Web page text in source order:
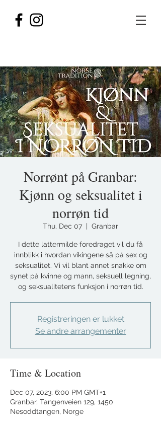
Norrønt på Granbar:
Kjønn og seksualitet i
norrøn tid
Thu, Dec 07
  |
Granbar
I dette lattermilde foredraget vil du få
innblikk i hvordan vikingene så på sex og
seksualitet. Vi vil blant annet snakke om
synet på kvinne og mann, seksuell legning,
og seksualitetens funksjon i norrøn tid.
Registreringen er lukket
Se andre arrangementer
Time & Location
Dec 07, 2023, 6:00 PM GMT+1
Granbar, Tangenveien 129, 1450
Nesoddtangen, Norge